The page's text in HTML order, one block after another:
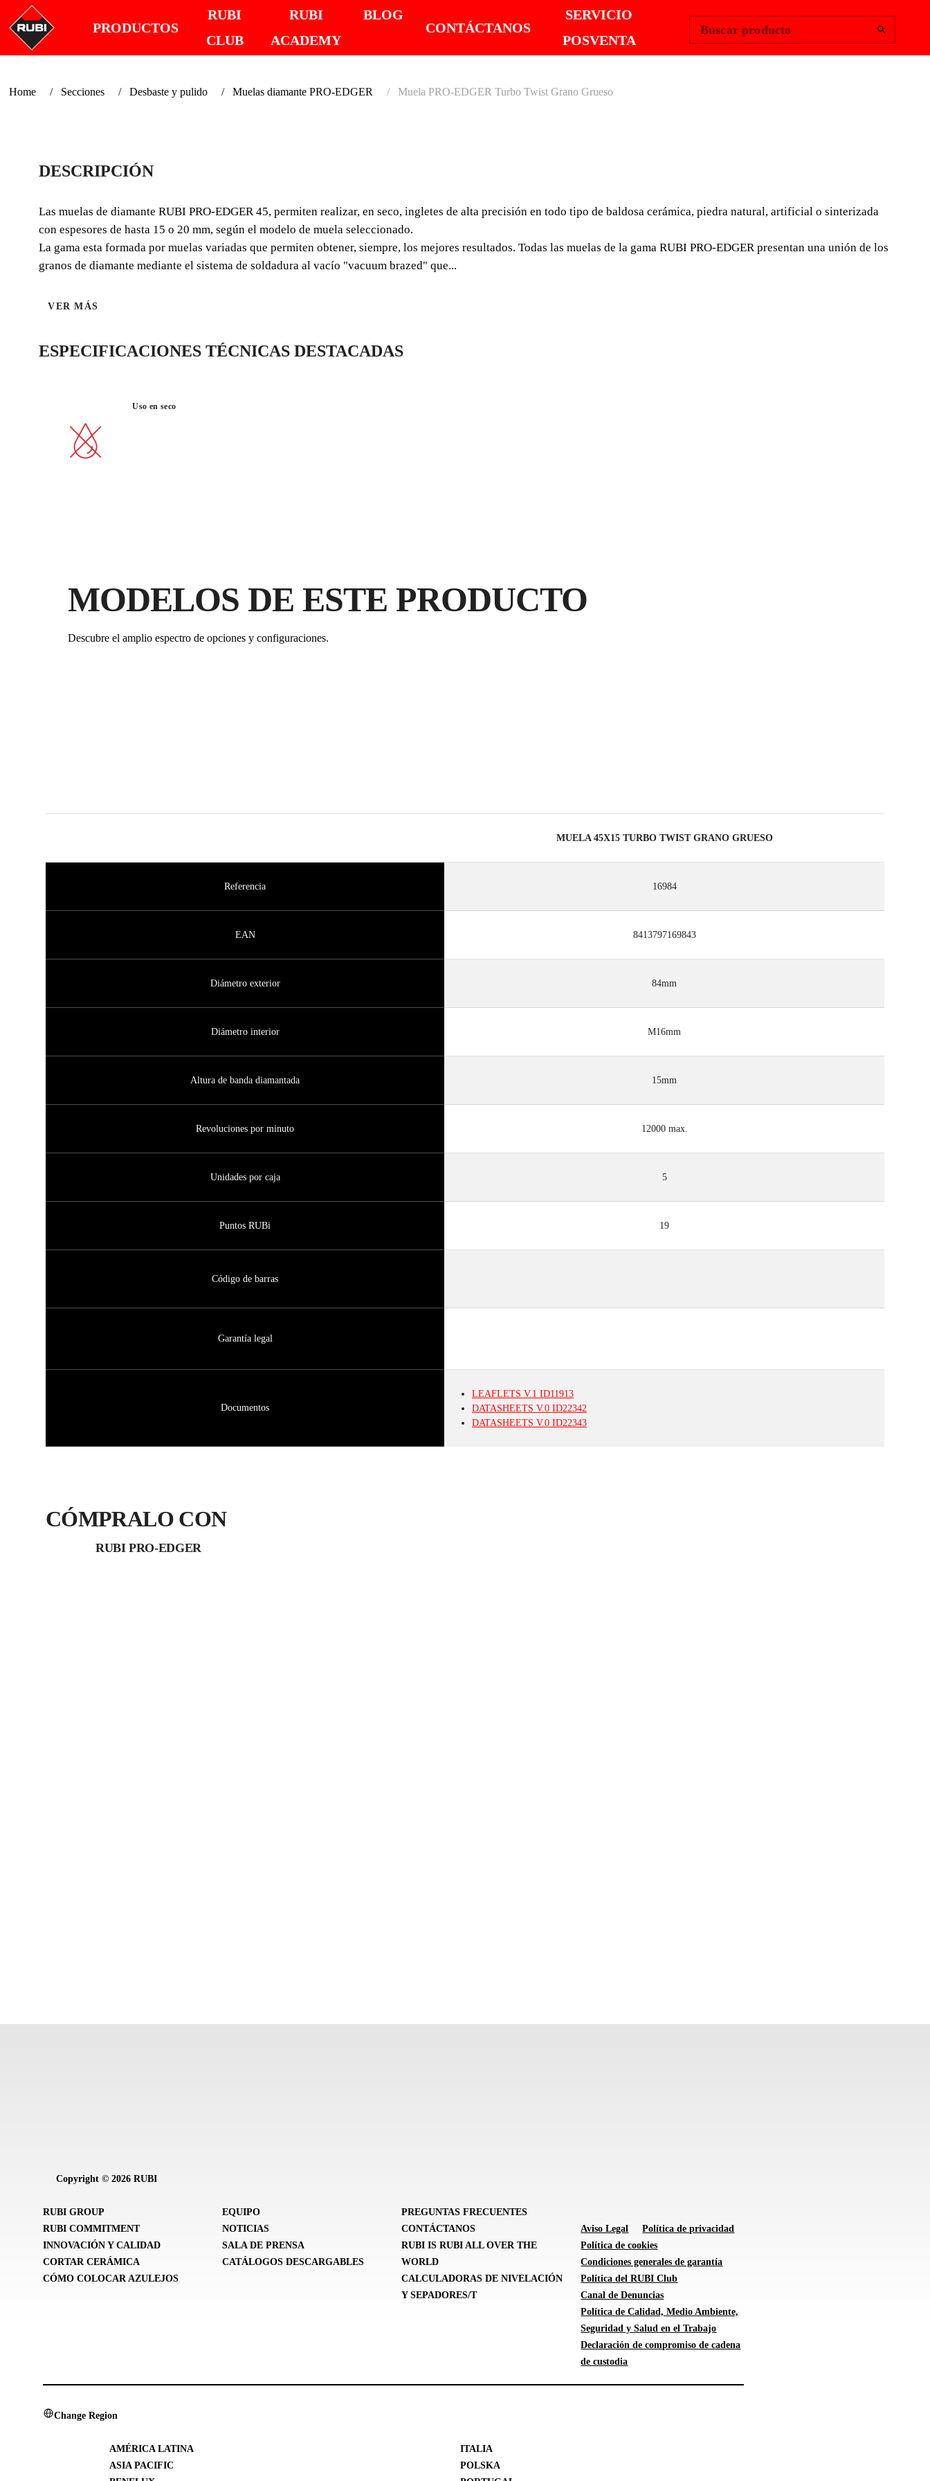
PRODUCTOS
RUBI
CLUB
RUBI
ACADEMY
BLOG
CONTÁCTANOS
SERVICIO
POSVENTA
Buscar producto
Home Secciones Desbaste y pulido Muelas diamante PRO-EDGER Muela PRO-EDGER Turbo Twist Grano Grueso
GRUESO
DESCRIPCIÓN
Las muelas de diamante RUBI PRO-EDGER 45, permiten realizar, en seco, ingletes de alta precisión en todo tipo de baldosa cerámica, piedra natural, artificial o sinterizada
con espesores de hasta 15 o 20 mm, según el modelo de muela seleccionado.
La gama esta formada por muelas variadas que permiten obtener, siempre, los mejores resultados. Todas las muelas de la gama RUBI PRO-EDGER presentan una unión de los
granos de diamante mediante el sistema de soldadura al vacío "vacuum brazed" que...
VER MÁS
ESPECIFICACIONES TÉCNICAS DESTACADAS
Uso en seco
MODELOS DE ESTE PRODUCTO
Descubre el amplio espectro de opciones y configuraciones.
MUELA 45X15 TURBO TWIST GRANO GRUESO
Referencia 16984
EAN 8413797169843
Diámetro exterior 84mm
Diámetro interior M16mm
Altura de banda diamantada 15mm
Revoluciones por minuto 12000 max.
Unidades por caja 5
Puntos RUBi 19
Código de barras
Garantía legal
Documentos
LEAFLETS V.1 ID11913
DATASHEETS V.0 ID22342
DATASHEETS V.0 ID22343
CÓMPRALO CON
RUBI PRO-EDGER
Copyright © 2026 RUBI
RUBI GROUP
RUBI COMMITMENT
INNOVACIÓN Y CALIDAD
CORTAR CERÁMICA
CÓMO COLOCAR AZULEJOS
EQUIPO
NOTICIAS
SALA DE PRENSA
CATÁLOGOS DESCARGABLES
PREGUNTAS FRECUENTES
CONTÁCTANOS
RUBI IS RUBI ALL OVER THE
WORLD
CALCULADORAS DE NIVELACIÓN
Y SEPADORES/T
Aviso Legal
Política de privacidad
Política de cookies
Condiciones generales de garantía
Política del RUBI Club
Canal de Denuncias
Política de Calidad, Medio Ambiente,
Seguridad y Salud en el Trabajo
Declaración de compromiso de cadena
de custodia
Change Region
AMÉRICA LATINA
ASIA PACIFIC
ITALIA
POLSKA